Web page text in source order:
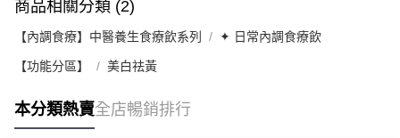
商品相關分類 (2)
【內調食療】中醫養生食療飲系列 ✦ 日常內調食療飲
【功能分區】 美白祛黃
本分類熱賣全店暢銷排行